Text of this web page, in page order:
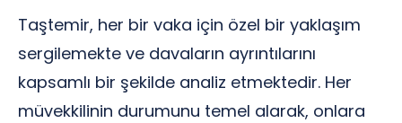
Taştemir, her bir vaka için özel bir yaklaşım
sergilemekte ve davaların ayrıntılarını
kapsamlı bir şekilde analiz etmektedir. Her
müvekkilinin durumunu temel alarak, onlara